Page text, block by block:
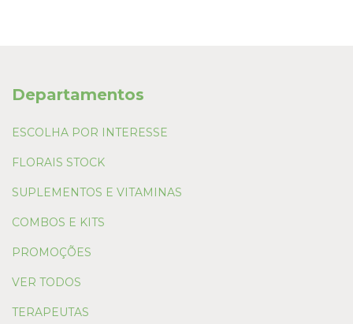
Departamentos
ESCOLHA POR INTERESSE
FLORAIS STOCK
SUPLEMENTOS E VITAMINAS
COMBOS E KITS
PROMOÇÕES
VER TODOS
TERAPEUTAS